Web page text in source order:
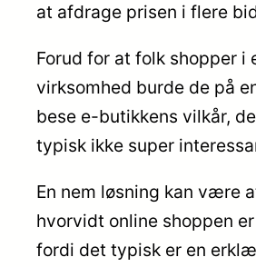
at afdrage prisen i flere
Forud for at folk shopper i
virksomhed burde de på
bese e-butikkens vilkår,
typisk ikke super
En nem løsning kan være
hvorvidt online shoppen
fordi det typisk er en